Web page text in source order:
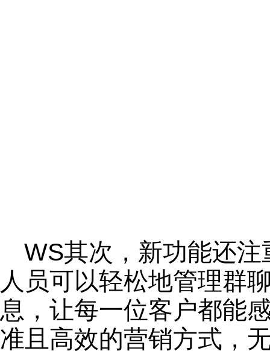
WS其次，新功能还
人员可以轻松地管理群
息，让每一位客户都能
准且高效的营销方式，